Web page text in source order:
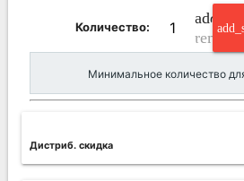
Количество:
Минимальное количество
Дистриб. скидка